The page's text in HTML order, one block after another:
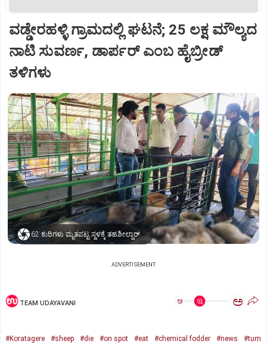
ವಡ್ಡೇರಹಳ್ಳಿ ಗ್ರಾಮದಲ್ಲಿ ಘಟನೆ; 25 ಲಕ್ಷ ಮೌಲ್ಯದ
ನಾಟಿ ಸುವರ್ಣ, ಡಾರ್ಪರ್ ಎಂಬ ಹೈಬ್ರೀಡ್
ತಳಿಗಳು
62 ಕುರಿಗಳು ಮೃತಪಟ್ಟ ಸ್ಥಳಕ್ಕೆ ತಹಶೀಲ್ದಾರ್ ಮಂಜುನಾಥ್ ಭೇಟಿ
ADVERTISEMENT
TEAM UDAYAVANI ಅ ಅ
#Koratagere #sheep #die #on spot #eat #chemical fodder #news
#tum